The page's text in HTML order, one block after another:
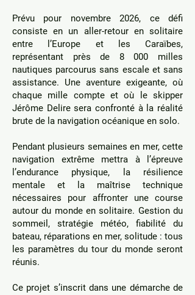
Prévu pour novembre 2026, ce défi
consiste en un aller-retour en solitaire
entre l’Europe et les Caraïbes,
représentant près de 8 000 milles
nautiques parcourus sans escale et sans
assistance. Une aventure exigeante, où
chaque mille compte et où le skipper
Jérôme Delire sera confronté à la réalité
brute de la navigation océanique en solo.
Pendant plusieurs semaines en mer, cette
navigation extrême mettra à l’épreuve
l’endurance physique, la résilience
mentale et la maîtrise technique
nécessaires pour affronter une course
autour du monde en solitaire. Gestion du
sommeil, stratégie météo, fiabilité du
bateau, réparations en mer, solitude : tous
les paramètres du tour du monde seront
réunis.
Ce projet s’inscrit dans une démarche de